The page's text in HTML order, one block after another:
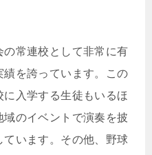
の常連校として非常に有
を誇っています。この
入学する生徒もいるほ
域のイベントで演奏を披
います。その他、野球